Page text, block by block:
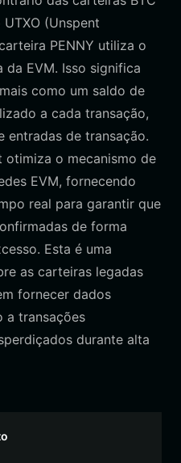
(Unspent
PENNY utiliza o
EVM. Isso significa
como um saldo de
a cada transação,
entradas de transação.
otimiza o mecanismo de
EVM, fornecendo
real para garantir que
de forma
Esta é uma
as carteiras legadas
fornecer dados
a transações
durante alta